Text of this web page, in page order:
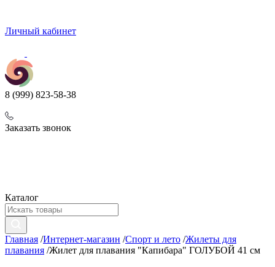
Личный кабинет
8 (999) 823-58-38
Заказать звонок
Каталог
Главная /Интернет-магазин /Спорт и лето /Жилеты для
плавания /Жилет для плавания "Капибара" ГОЛУБОЙ 41 см